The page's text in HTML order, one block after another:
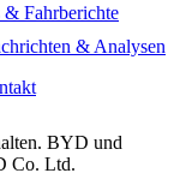
& Fahrberichte
& Analysen
BYD und
Co. Ltd.